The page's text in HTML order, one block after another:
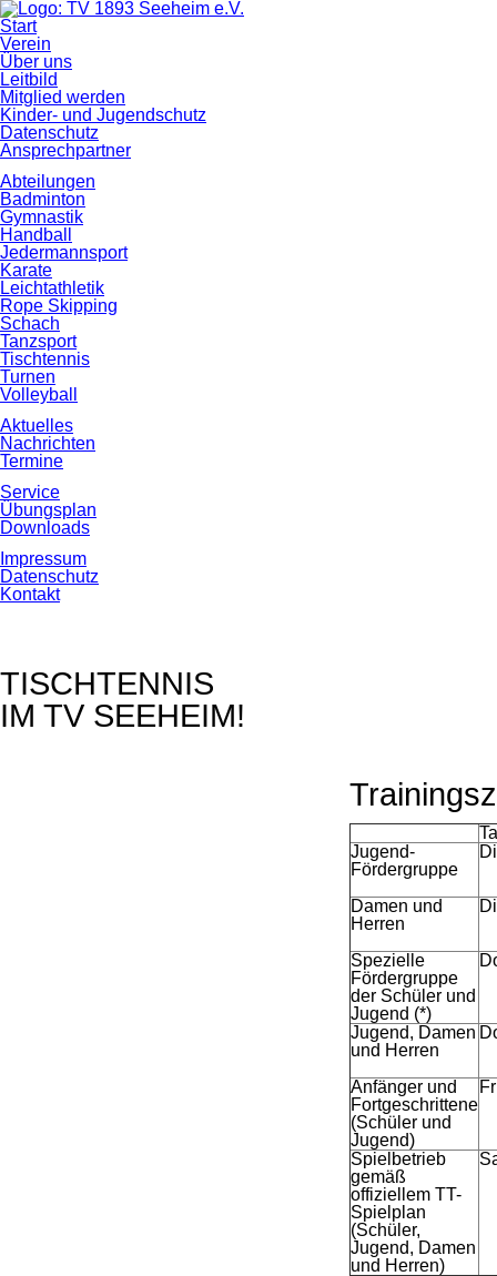
Navigation
überspringen
Start
Verein
Über uns
Leitbild
Mitglied werden
Kinder- und Jugendschutz
Datenschutz
Ansprechpartner
Abteilungen
Badminton
Gymnastik
Handball
Jedermannsport
Karate
Leichtathletik
Rope Skipping
Schach
Tanzsport
Tischtennis
Turnen
Volleyball
Aktuelles
Nachrichten
Termine
Service
Übungsplan
Downloads
Navigation
überspringen
Impressum
Datenschutz
Kontakt
TISCHTENNIS
IM TV SEEHEIM!
Jugend-
Fördergruppe
Di
Damen und
Herren
Di
Spezielle
Fördergruppe
der Schüler und
Jugend (*)
Jugend, Damen
und Herren
Anfänger und
Fortgeschrittene
(Schüler und
Jugend)
Fr
Spielbetrieb
gemäß
offiziellem TT-
Spielplan
(Schüler,
Jugend, Damen
und Herren)